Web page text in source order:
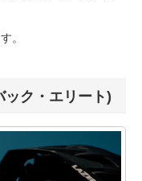
。
ック・エリート)